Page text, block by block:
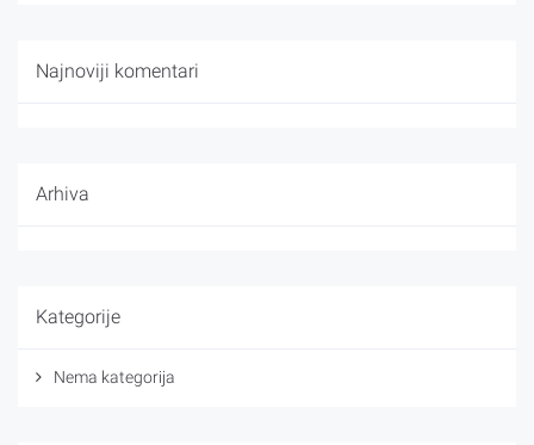
Najnoviji komentari
Arhiva
Kategorije
Nema kategorija